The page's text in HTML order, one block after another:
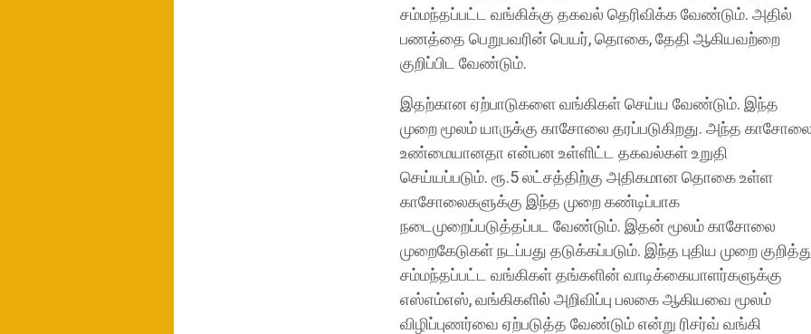
சம்மந்தப்பட்ட வங்கிக்கு தகவல் தெரிவிக்க வேண்டும். அதில்
பணத்தை பெறுபவரின் பெயர், தொகை, தேதி ஆகியவற்றை
குறிப்பிட வேண்டும்.
இதற்கான ஏற்பாடுகளை வங்கிகள் செய்ய வேண்டும். இந்த
முறை மூலம் யாருக்கு காசோலை தரப்படுகிறது. அந்த
உண்மையானதா என்பன உள்ளிட்ட தகவல்கள் உறுதி
செய்யப்படும். ரூ.5 லட்சத்திற்கு அதிகமான தொகை உள்ள
காசோலைகளுக்கு இந்த முறை கண்டிப்பாக
நடைமுறைப்படுத்தப்பட வேண்டும். இதன் மூலம் காசோலை
முறைகேடுகள் நடப்பது தடுக்கப்படும். இந்த புதிய முறை
சம்மந்தப்பட்ட வங்கிகள் தங்களின் வாடிக்கையாளர்களுக்கு
எஸ்எம்எஸ், வங்கிகளில் அறிவிப்பு பலகை ஆகியவை மூலம்
விழிப்புணர்வை ஏற்படுத்த வேண்டும் என்று ரிசர்வ் வங்கி